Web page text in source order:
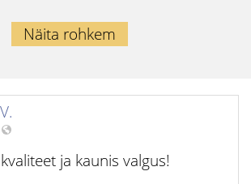
Näita rohkem
ja kaunis valgus!